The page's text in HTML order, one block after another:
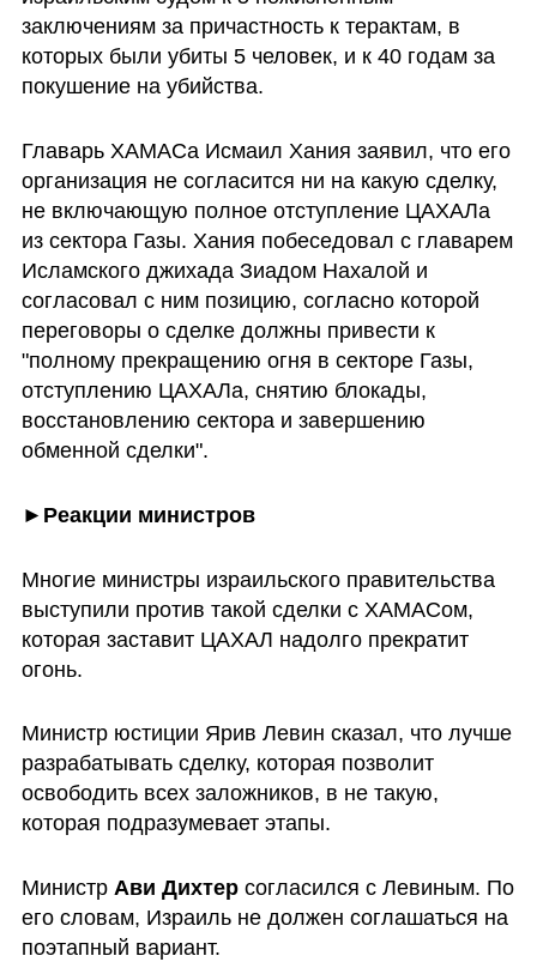
заключениям за причастность к терактам, в
которых были убиты 5 человек, и к 40 годам за
покушение на убийства.
Главарь ХАМАСа Исмаил Хания заявил, что его
организация не согласится ни на какую сделку,
не включающую полное отступление ЦАХАЛа
из сектора Газы. Хания побеседовал с главарем
Исламского джихада Зиадом Нахалой и
согласовал с ним позицию, согласно которой
переговоры о сделке должны привести к
"полному прекращению огня в секторе Газы,
отступлению ЦАХАЛа, снятию блокады,
восстановлению сектора и завершению
обменной сделки".
►Реакции министров
Многие министры израильского правительства
выступили против такой сделки с ХАМАСом,
которая заставит ЦАХАЛ надолго прекратит
огонь.
Министр юстиции Ярив Левин сказал, что лучше
разрабатывать сделку, которая позволит
освободить всех заложников, в не такую,
которая подразумевает этапы.
Министр Ави Дихтер согласился с Левиным. По
его словам, Израиль не должен соглашаться на
поэтапный вариант.